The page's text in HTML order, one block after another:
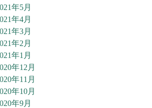
年5月
年4月
年3月
年2月
年1月
年12月
年11月
年10月
年9月